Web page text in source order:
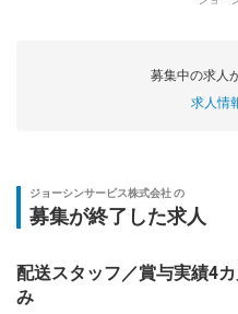
イベント
専門サイト
募集中の求人
求人情
ジョーシンサービス株式会社 の
募集が終了した求人
配送スタッフ／賞与実績4
み